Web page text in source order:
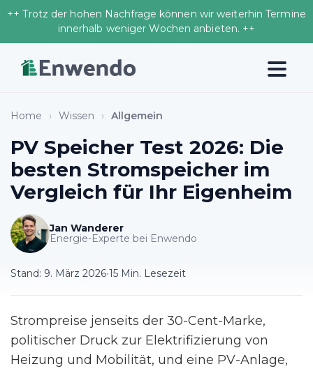
++ Trotz der hohen Nachfrage können wir weiterhin Termine
innerhalb weniger Wochen anbieten. ++
Home › Wissen › Allgemein
PV Speicher Test 2026: Die
besten Stromspeicher im
Vergleich für Ihr Eigenheim
Jan Wanderer
Energie-Experte bei Enwendo
Stand: 9. März 2026•15 Min. Lesezeit
Strompreise jenseits der 30-Cent-Marke,
politischer Druck zur Elektrifizierung von
Heizung und Mobilität, und eine PV-Anlage,